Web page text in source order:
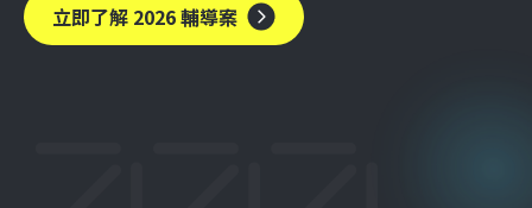
立即了解 2026 輔導案